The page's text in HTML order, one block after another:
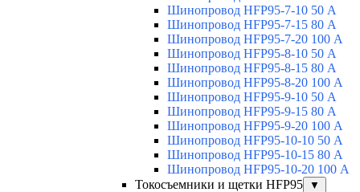
Шинопровод HFP95-7-10 50 А
Шинопровод HFP95-7-15 80 А
Шинопровод HFP95-7-20 100 А
Шинопровод HFP95-8-10 50 А
Шинопровод HFP95-8-15 80 А
Шинопровод HFP95-8-20 100 А
Шинопровод HFP95-9-10 50 А
Шинопровод HFP95-9-15 80 А
Шинопровод HFP95-9-20 100 А
Шинопровод HFP95-10-10 50 А
Шинопровод HFP95-10-15 80 А
Шинопровод HFP95-10-20 100 А
Токосъемники и щетки HFP95
▼